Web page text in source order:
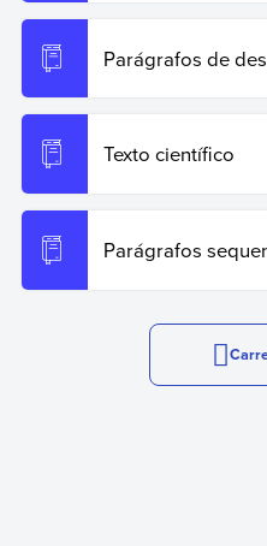
Parágrafos de
Texto científico
Parágrafos